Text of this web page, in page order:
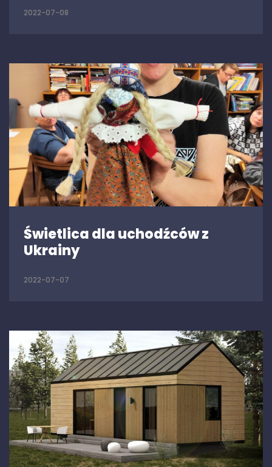
2022-07-08
Świetlica dla uchodźców z
Ukrainy
2022-07-07